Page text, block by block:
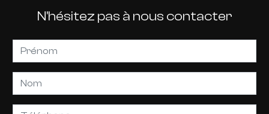
N'hésitez pas à nous contacter